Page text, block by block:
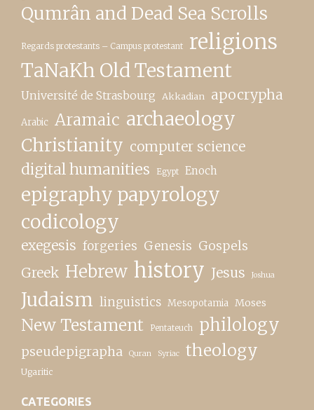
Qumrân and Dead Sea Scrolls
Regards protestants – Campus protestant religions
TaNaKh Old Testament
Université de Strasbourg Akkadian apocrypha
Arabic Aramaic archaeology
Christianity computer science
digital humanities Egypt Enoch
epigraphy papyrology
codicology
exegesis forgeries Genesis Gospels
Greek Hebrew history Jesus Joshua
Judaism linguistics Mesopotamia Moses
New Testament Pentateuch philology
pseudepigrapha Quran Syriac theology
Ugaritic
CATEGORIES